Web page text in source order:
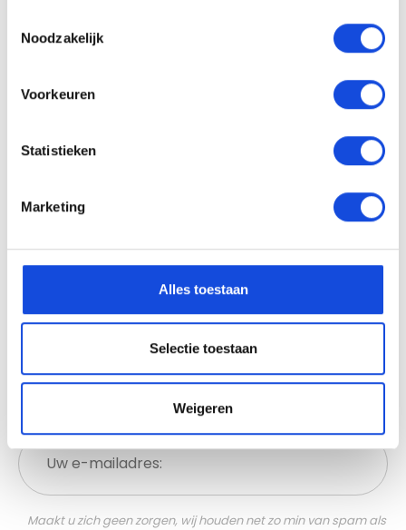
Noodzakelijk
Voorkeuren
Statistieken
Marketing
Alles toestaan
Selectie toestaan
Weigeren
Niks missen?
Schrijf u in voor onze nieuwsbrief.
Uw
e-
mailadres:
Maakt u zich geen zorgen, wij houden net zo min van spam als